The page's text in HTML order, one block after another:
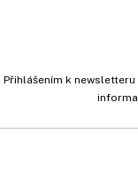
Přihlášením k